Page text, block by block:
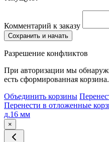
Комментарий к заказу
Сохранить и начать
Разрешение конфликтов
При авторизации мы
есть сформированная
Объединить корзины
Перенести в отложенные
д.16 мм
×